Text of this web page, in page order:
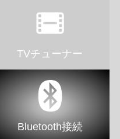
TVチューナー
Bluetooth接続